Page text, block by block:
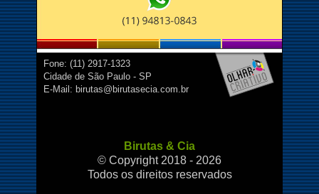
Fone: (11) 2917-1323
Cidade de São Paulo - SP
E-Mail: birutas@birutasecia.com.br
Birutas & Cia
© Copyright 2018 - 2026
Todos os direitos reservados